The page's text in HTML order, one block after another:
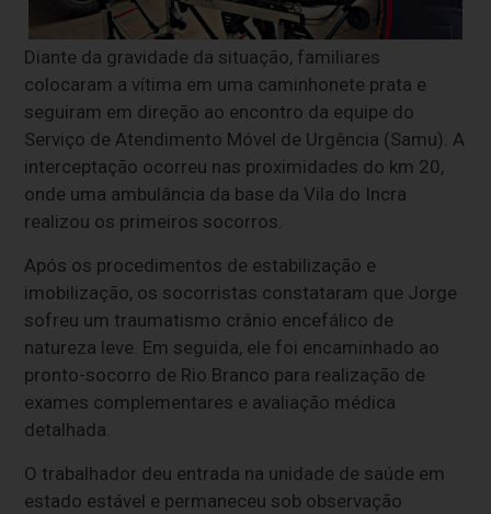
Diante da gravidade da situação, familiares
colocaram a vítima em uma caminhonete prata e
seguiram em direção ao encontro da equipe do
Serviço de Atendimento Móvel de Urgência (Samu). A
interceptação ocorreu nas proximidades do km 20,
onde uma ambulância da base da Vila do Incra
realizou os primeiros socorros.
Após os procedimentos de estabilização e
imobilização, os socorristas constataram que Jorge
sofreu um traumatismo crânio encefálico de
natureza leve. Em seguida, ele foi encaminhado ao
pronto-socorro de Rio Branco para realização de
exames complementares e avaliação médica
detalhada.
O trabalhador deu entrada na unidade de saúde em
estado estável e permaneceu sob observação